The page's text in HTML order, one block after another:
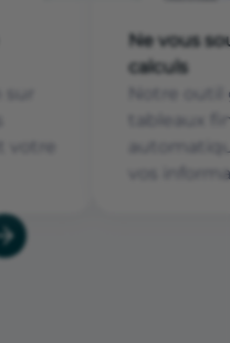
Ne vous
calculs
Notre
tableaux
vos